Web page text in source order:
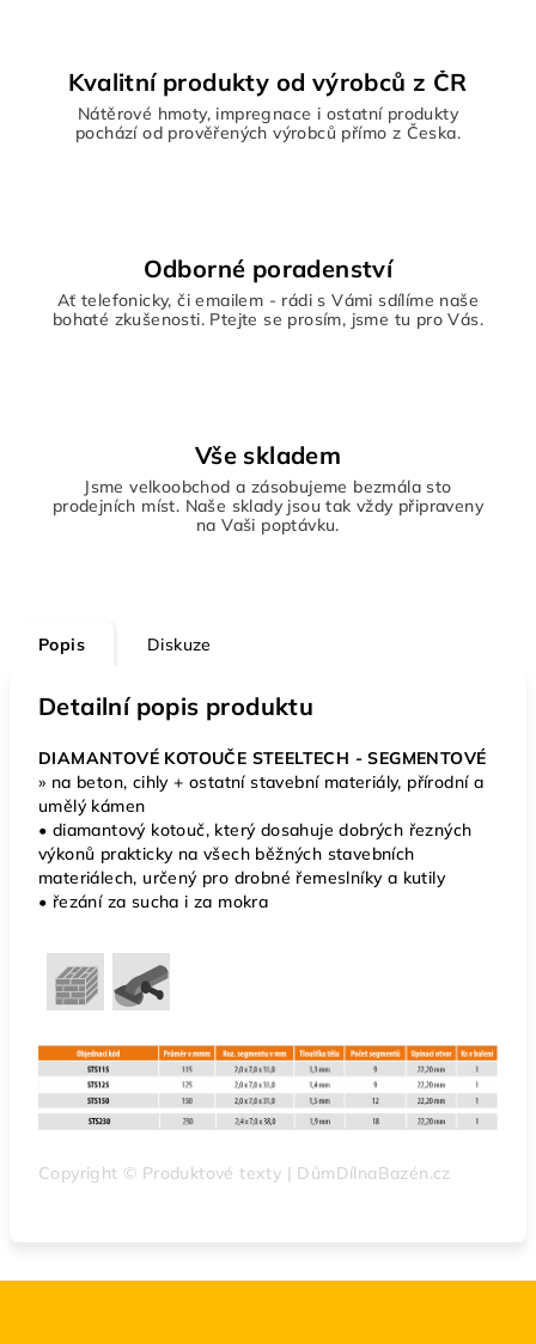
Kvalitní produkty od výrobců z ČR
Nátěrové hmoty, impregnace i ostatní produkty
pochází od prověřených výrobců přímo z Česka.
Odborné poradenství
Ať telefonicky, či emailem - rádi s Vámi sdílíme naše
bohaté zkušenosti. Ptejte se prosím, jsme tu pro Vás.
Vše skladem
Jsme velkoobchod a zásobujeme bezmála sto
prodejních míst. Naše sklady jsou tak vždy připraveny
na Vaši poptávku.
Popis Diskuze
Detailní popis produktu
DIAMANTOVÉ KOTOUČE STEELTECH - SEGMENTOVÉ
» na beton, cihly + ostatní stavební materiály, přírodní a
umělý kámen
• diamantový kotouč, který dosahuje dobrých řezných
výkonů prakticky na všech běžných stavebních
materiálech, určený pro drobné řemeslníky a kutily
• řezání za sucha i za mokra
Copyright © Produktové texty | DůmDílnaBazén.cz